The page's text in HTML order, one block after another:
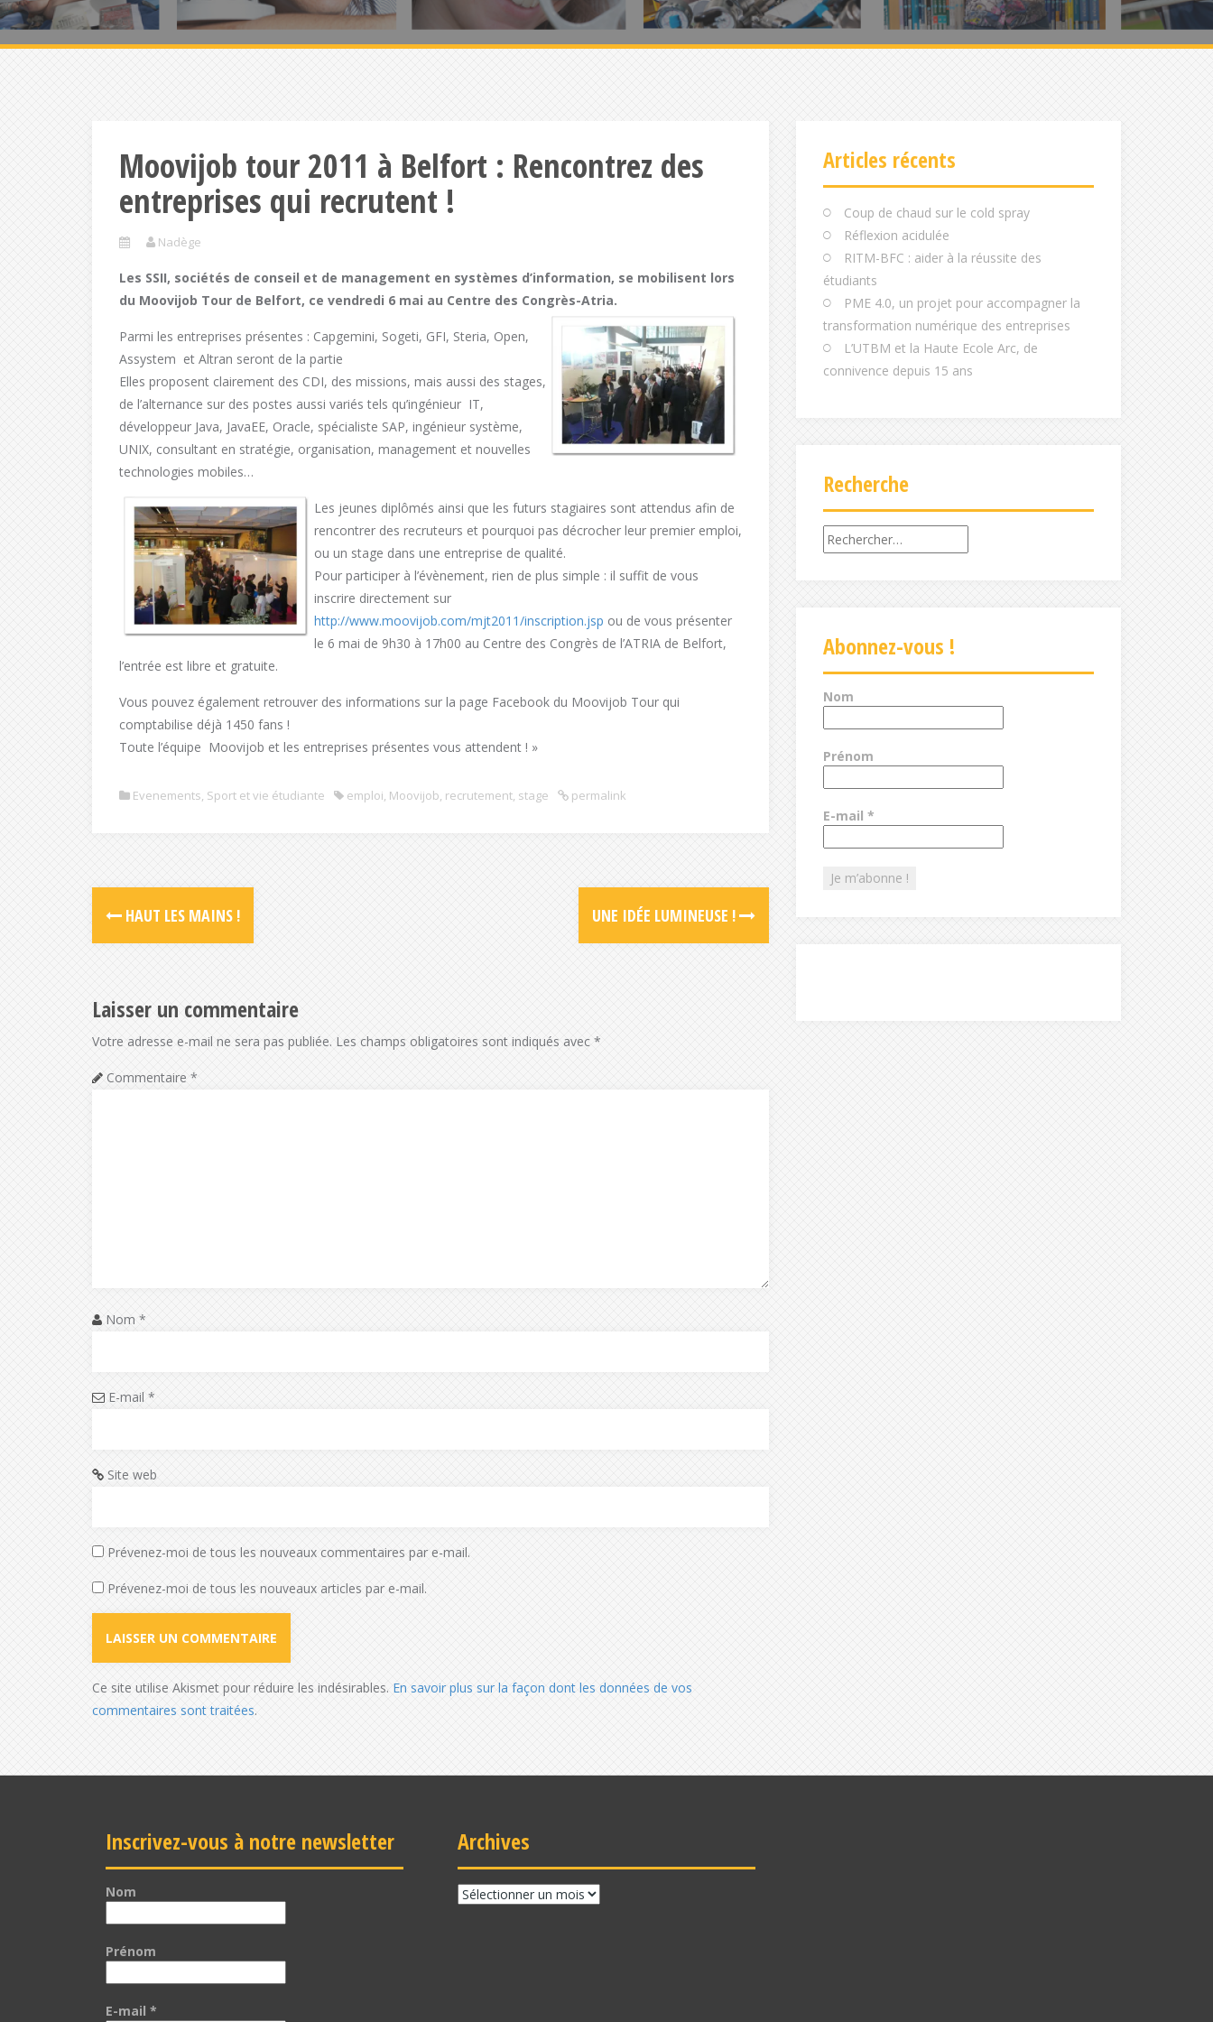
Moovijob tour 2011 à Belfort : Rencontrez des
entreprises qui recrutent !
Nadège
Les SSII, sociétés de conseil et de management en systèmes d’information, se mobilisent lors
du Moovijob Tour de Belfort, ce vendredi 6 mai au Centre des Congrès-Atria.
Parmi les entreprises présentes : Capgemini, Sogeti, GFI, Steria, Open,
Assystem et Altran seront de la partie
Elles proposent clairement des CDI, des missions, mais aussi des stages,
de l’alternance sur des postes aussi variés tels qu’ingénieur IT,
développeur Java, JavaEE, Oracle, spécialiste SAP, ingénieur système,
UNIX, consultant en stratégie, organisation, management et nouvelles
technologies mobiles…
Les jeunes diplômés ainsi que les futurs stagiaires sont attendus afin de
rencontrer des recruteurs et pourquoi pas décrocher leur premier emploi,
ou un stage dans une entreprise de qualité.
Pour participer à l’évènement, rien de plus simple : il suffit de vous
inscrire directement sur
http://www.moovijob.com/mjt2011/inscription.jsp ou de vous présenter
le 6 mai de 9h30 à 17h00 au Centre des Congrès de l’ATRIA de Belfort,
l’entrée est libre et gratuite.
Vous pouvez également retrouver des informations sur la page Facebook du Moovijob Tour qui
comptabilise déjà 1450 fans !
Toute l’équipe Moovijob et les entreprises présentes vous attendent ! »
Evenements, Sport et vie étudiante emploi, Moovijob, recrutement, stage permalink
HAUT LES MAINS ! UNE IDÉE LUMINEUSE !
Laisser un commentaire
Votre adresse e-mail ne sera pas publiée. Les champs obligatoires sont indiqués avec *
Commentaire *
Nom *
E-mail *
Site web
Prévenez-moi de tous les nouveaux commentaires par e-mail.
Prévenez-moi de tous les nouveaux articles par e-mail.
Ce site utilise Akismet pour réduire les indésirables. En savoir plus sur la façon dont les données de vos
commentaires sont traitées.
Articles récents
Coup de chaud sur le cold spray
Réflexion acidulée
RITM-BFC : aider à la réussite des
étudiants
PME 4.0, un projet pour accompagner la
transformation numérique des entreprises
L’UTBM et la Haute Ecole Arc, de
connivence depuis 15 ans
Recherche
Rechercher :
Abonnez-vous !
Nom
Prénom
E-mail *
Inscrivez-vous à notre newsletter
Nom
Prénom
E-mail *
Archives
Archives